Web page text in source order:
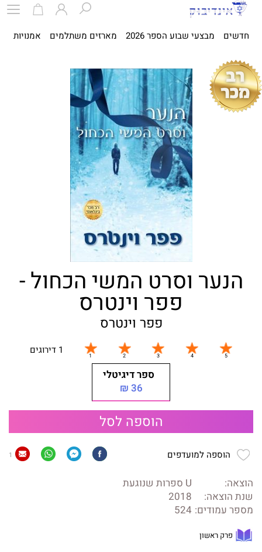
חדשים מבצעי שבוע הספר 2026 מארזים משתלמים אמנויות
הנער וסרט המשי הכחול -
פפר וינטרס
פפר וינטרס
1 דירוגים
ספר דיגיטלי
36 ₪
הוספה לסל
הוספה למועדפים 1
הוצאה:
U ספרות שנוגעת
שנת הוצאה:
2018
מספר עמודים: 524
פרק ראשון